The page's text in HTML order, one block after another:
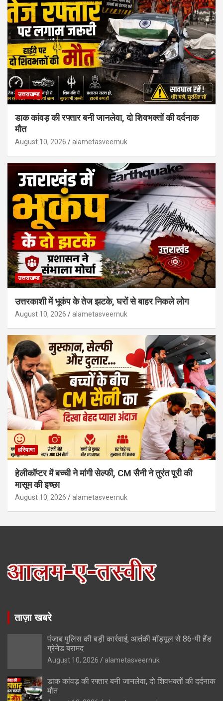
उत्तराखण्ड
डाक कांवड़ की रफ्तार बनी जानलेवा, दो शिवभक्तों की दर्दनाक
मौत
August 10, 2026 alametasveernuk
उत्तराखण्ड
उत्तरकाशी में भूकंप के तेज झटके, घरों से बाहर निकले लोग
August 10, 2026 alametasveernuk
हरियाणा
हेलीकॉप्टर में बच्ची ने मांगी सेल्फी, CM सैनी ने तुरंत पूरी की
मासूम की इच्छा
August 10, 2026 alametasveernuk
ताज़ा खबरे
पंजाब पुलिस की बड़ी कार्रवाई, आतंकी मॉड्यूल से 86-पी हैंड
ग्रेनेड बरामद
August 10, 2026 alametasveernuk
डाक कांवड़ की रफ्तार बनी जानलेवा, दो शिवभक्तों की दर्दनाक
मौत